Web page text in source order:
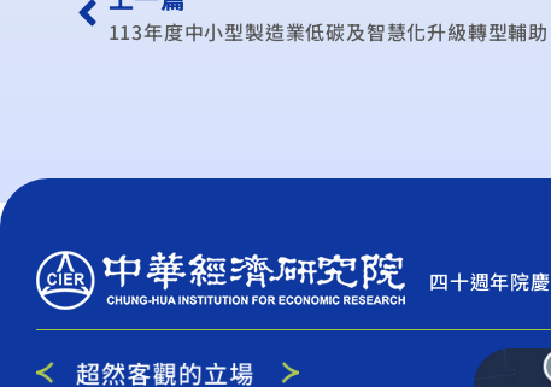
113年度中小型製造業低碳及智慧化升級轉型輔助
四十週年院慶